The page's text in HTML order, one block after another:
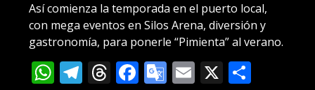
Así comienza la temporada en el puerto local,
con mega eventos en Silos Arena, diversión y
gastronomía, para ponerle “Pimienta” al verano.
WhatsApp
Telegram
Threads
Facebook
Google
Email
X